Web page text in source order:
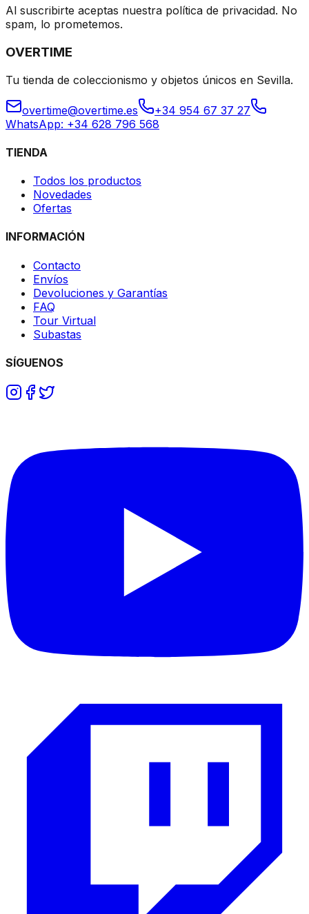
Al suscribirte aceptas nuestra política de privacidad. No
spam, lo prometemos.
OVERTIME
Tu tienda de coleccionismo y objetos únicos en Sevilla.
overtime@overtime.es
+34 954 67 37 27
WhatsApp: +34 628 796 568
TIENDA
Todos los productos
Novedades
Ofertas
INFORMACIÓN
Contacto
Envíos
Devoluciones y Garantías
FAQ
Tour Virtual
Subastas
SÍGUENOS